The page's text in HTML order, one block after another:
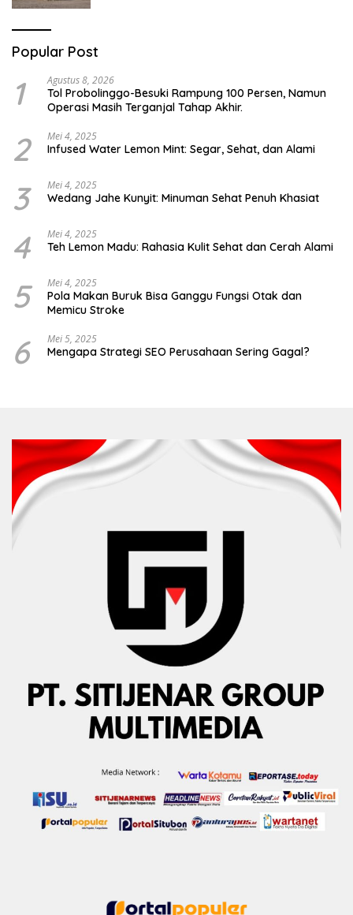
Popular Post
1 Agustus 8, 2026
Tol Probolinggo-Besuki Rampung 100 Persen, Namun
Operasi Masih Terganjal Tahap Akhir.
2 Mei 4, 2025
Infused Water Lemon Mint: Segar, Sehat, dan Alami
3 Mei 4, 2025
Wedang Jahe Kunyit: Minuman Sehat Penuh Khasiat
4 Mei 4, 2025
Teh Lemon Madu: Rahasia Kulit Sehat dan Cerah Alami
5 Mei 4, 2025
Pola Makan Buruk Bisa Ganggu Fungsi Otak dan
Memicu Stroke
6 Mei 5, 2025
Mengapa Strategi SEO Perusahaan Sering Gagal?